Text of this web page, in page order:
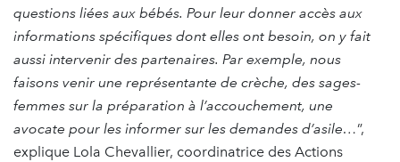
questions liées aux bébés. Pour leur donner accès aux
informations spécifiques dont elles ont besoin, on y fait
aussi intervenir des partenaires. Par exemple, nous
faisons venir une représentante de crèche, des sages-
femmes sur la préparation à l’accouchement, une
avocate pour les informer sur les demandes d’asile…”,
explique Lola Chevallier, coordinatrice des Actions